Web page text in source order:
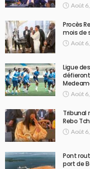
Août
Procès
mois de
Août
Ligue
défieront
Août
Tribunal
Rebo
Août
Pont
port de